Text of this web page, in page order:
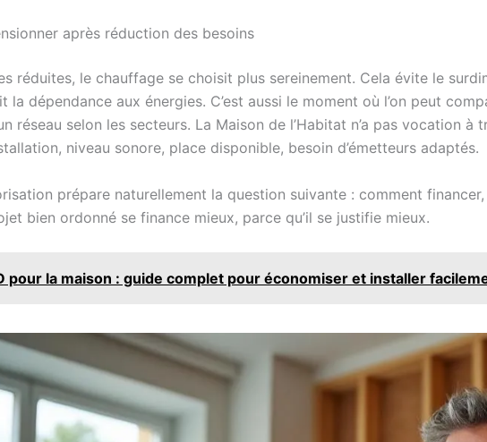
après réduction des besoins
réduites, le chauffage se choisit plus sereinement. Cela évite le
la dépendance aux énergies. C’est aussi le moment où l’on peut
réseau selon les secteurs. La Maison de l’Habitat n’a pas vocation
niveau sonore, place disponible, besoin d’émetteurs adaptés.
prépare naturellement la question suivante : comment
bien ordonné se finance mieux, parce qu’il se justifie mieux.
pour la maison : guide complet pour économiser et installer